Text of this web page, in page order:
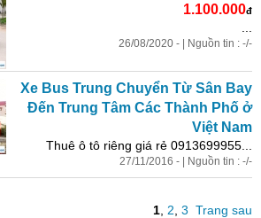
1.100.000đ
26/08/2020 - | Nguồn tin : -/-
Xe Bus Trung Chuyển Từ Sân Bay
Đến Trung Tâm Các Thành Phố ở
Việt Nam
Thuê ô tô riêng giá rẻ 0913699955...
27/11/2016 - | Nguồn tin : -/-
1 2 3 Trang sau